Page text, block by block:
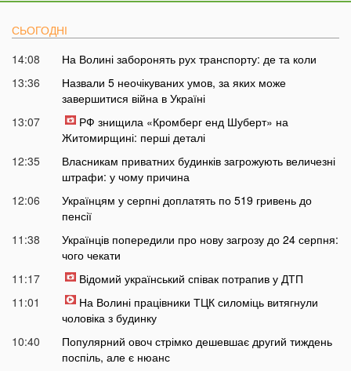
СЬОГОДНІ
14:08
На Волині заборонять рух транспорту: де та коли
13:36
Назвали 5 неочікуваних умов, за яких може
завершитися війна в Україні
13:07
РФ знищила «Кромберг енд Шуберт» на
Житомирщині: перші деталі
12:35
Власникам приватних будинків загрожують величезні
штрафи: у чому причина
12:06
Українцям у серпні доплатять по 519 гривень до
пенсії
11:38
Українців попередили про нову загрозу до 24 серпня:
чого чекати
11:17
Відомий український співак потрапив у ДТП
11:01
На Волині працівники ТЦК силоміць витягнули
чоловіка з будинку
10:40
Популярний овоч стрімко дешевшає другий тиждень
поспіль, але є нюанс